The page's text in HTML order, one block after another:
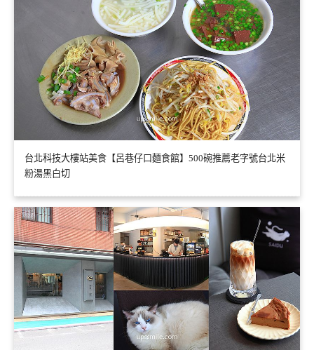
台北科技大樓站美食【呂巷仔口麵食館】500碗推薦老字號台北米
粉湯黑白切